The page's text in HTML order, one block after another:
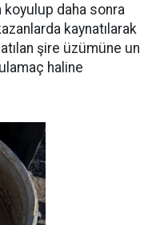
daha sonra
kaynatılarak
şire üzümüne un
haline